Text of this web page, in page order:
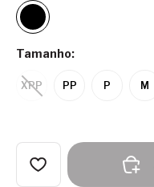
Tamanho:
XPP PP P M